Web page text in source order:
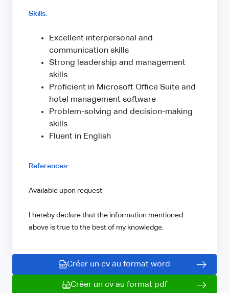
Skills:
Excellent interpersonal and
communication skills
Strong leadership and management
skills
Proficient in Microsoft Office Suite and
hotel management software
Problem-solving and decision-making
skills
Fluent in English
References:
Available upon request
I hereby declare that the information mentioned
above is true to the best of my knowledge.
Créer un cv au format word
Créer un cv au format pdf